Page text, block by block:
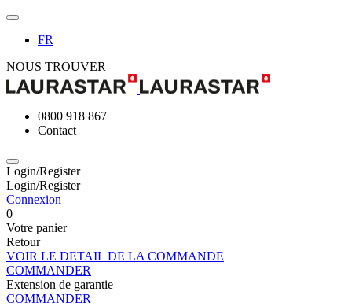
FR
NOUS TROUVER
0800 918 867
Contact
Login/Register
Login/Register
Connexion
0
Votre panier
Retour
VOIR LE DETAIL DE LA COMMANDE
COMMANDER
Extension de garantie
COMMANDER